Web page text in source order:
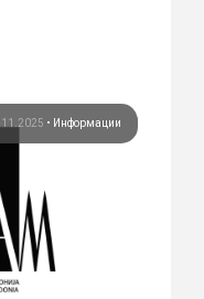
• Информации